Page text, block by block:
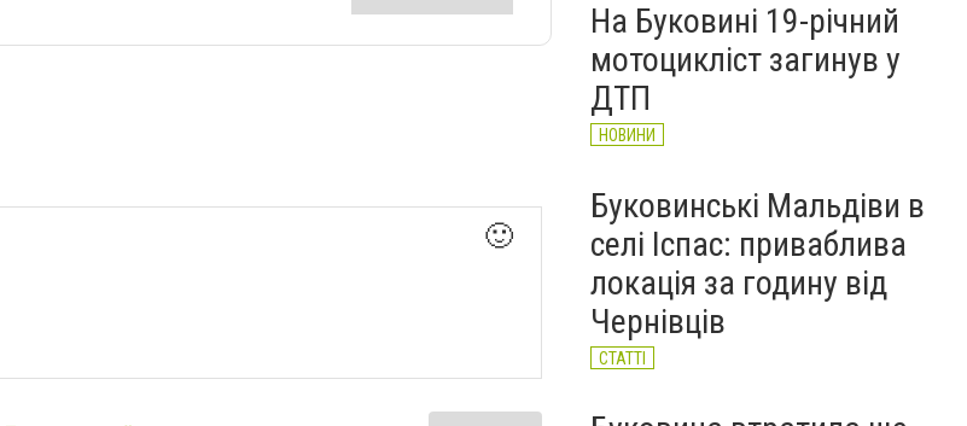
🙂
області обмежили рух
великовагового транспорту
НОВИНИ
На Буковині 19-річний
мотоцикліст загинув у
ДТП
НОВИНИ
Буковинські Мальдіви в
селі Іспас: приваблива
локація за годину від
Чернівців
СТАТТІ